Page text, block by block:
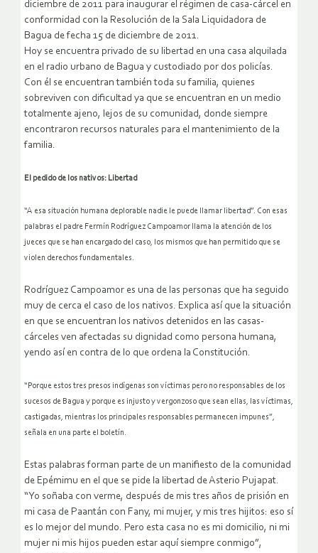
diciembre de 2011 para inaugurar el régimen de casa-cárcel en
conformidad con la Resolución de la Sala Liquidadora de
Bagua de fecha 15 de diciembre de 2011.
Hoy se encuentra privado de su libertad en una casa alquilada
en el radio urbano de Bagua y custodiado por dos policías.
Con él se encuentran también toda su familia, quienes
sobreviven con dificultad ya que se encuentran en un medio
totalmente ajeno, lejos de su comunidad, donde siempre
encontraron recursos naturales para el mantenimiento de la
familia.
El pedido de los nativos: Libertad
“A esa situación humana deplorable nadie le puede llamar libertad”. Con esas
palabras el padre Fermín Rodríguez Campoamor llama la atención de los
jueces que se han encargado del caso, los mismos que han permitido que se
violen derechos fundamentales.
Rodríguez Campoamor es una de las personas que ha seguido
muy de cerca el caso de los nativos. Explica así que la situación
en que se encuentran los nativos detenidos en las casas-
cárceles ven afectadas su dignidad como persona humana,
yendo así en contra de lo que ordena la Constitución.
“Porque estos tres presos indígenas son víctimas pero no responsables de los
sucesos de Bagua y porque es injusto y vergonzoso que sean ellas, las víctimas,
castigadas, mientras los principales responsables permanecen impunes”,
señala en una parte el boletín.
Estas palabras forman parte de un manifiesto de la comunidad
de Epémimu en el que se pide la libertad de Asterio Pujapat.
“Yo soñaba con verme, después de mis tres años de prisión en
mi casa de Paantán con Fany, mi mujer, y mis tres hijitos: eso sí
es lo mejor del mundo. Pero esta casa no es mi domicilio, ni mi
mujer ni mis hijos pueden estar aquí siempre conmigo”,